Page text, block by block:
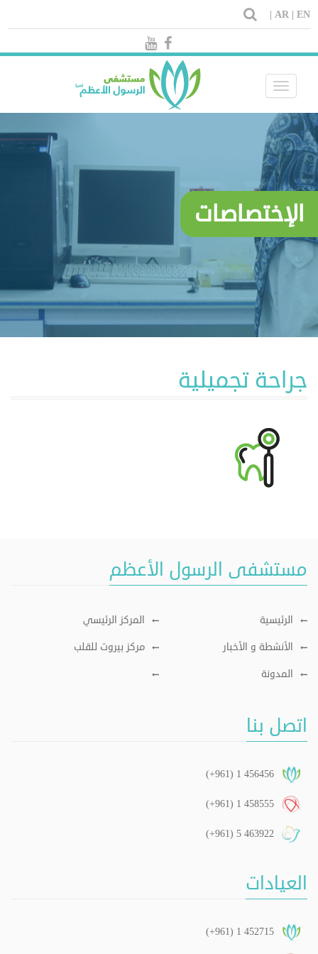
AR | EN |
Toggle
navigation
الإختصاصات
جراحة تجميلية
مستشفى الرسول الأعظم
الرئيسية
المركز الرئيسي
الأنشطة و الأخبار
مركز بيروت للقلب
المدونة
اتصل بنا
(+961) 1 456456
(+961) 1 458555
(+961) 5 463922
العيادات
(+961) 1 452715